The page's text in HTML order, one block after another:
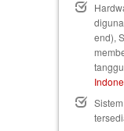
end),